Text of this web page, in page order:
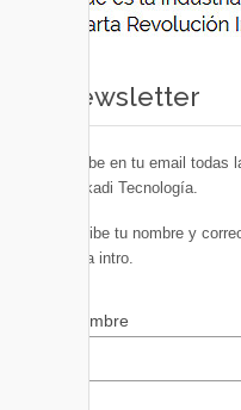
Newsletter
Recibe en tu email todas
Euskadi Tecnología.
Escribe tu nombre y
pulsa intro.
Nombre